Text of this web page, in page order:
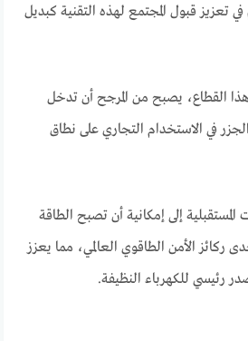
تعزيز قبول المجتمع لهذه التقنية كبديل
هذا القطاع، يصبح من المرجح أن تدخل
في الاستخدام التجاري على نطاق
إلى إمكانية أن تصبح الطاقة
ركائز الأمن الطاقوي العالمي، مما يعزز
رئيسي للكهرباء النظيفة.